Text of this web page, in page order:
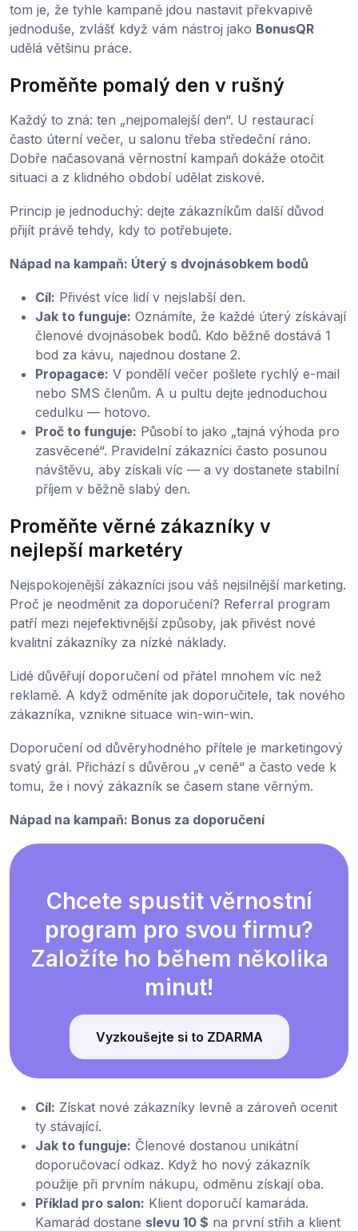
tom je, že tyhle kampaně jdou nastavit překvapivě
jednoduše, zvlášť když vám nástroj jako BonusQR
udělá většinu práce.
Proměňte pomalý den v rušný
Každý to zná: ten „nejpomalejší den“. U restaurací
často úterní večer, u salonu třeba středeční ráno.
Dobře načasovaná věrnostní kampaň dokáže otočit
situaci a z klidného období udělat ziskové.
Princip je jednoduchý: dejte zákazníkům další důvod
přijít právě tehdy, kdy to potřebujete.
Nápad na kampaň: Úterý s dvojnásobkem bodů
Cíl: Přivést více lidí v nejslabší den.
Jak to funguje: Oznámíte, že každé úterý získávají
členové dvojnásobek bodů. Kdo běžně dostává 1
bod za kávu, najednou dostane 2.
Propagace: V pondělí večer pošlete rychlý e-mail
nebo SMS členům. A u pultu dejte jednoduchou
cedulku — hotovo.
Proč to funguje: Působí to jako „tajná výhoda pro
zasvěcené“. Pravidelní zákazníci často posunou
návštěvu, aby získali víc — a vy dostanete stabilní
příjem v běžně slabý den.
Proměňte věrné zákazníky v
nejlepší marketéry
Nejspokojenější zákazníci jsou váš nejsilnější marketing.
Proč je neodměnit za doporučení? Referral program
patří mezi nejefektivnější způsoby, jak přivést nové
kvalitní zákazníky za nízké náklady.
Lidé důvěřují doporučení od přátel mnohem víc než
reklamě. A když odměníte jak doporučitele, tak nového
zákazníka, vznikne situace win-win-win.
Doporučení od důvěryhodného přítele je marketingový
svatý grál. Přichází s důvěrou „v ceně“ a často vede k
tomu, že i nový zákazník se časem stane věrným.
Nápad na kampaň: Bonus za doporučení
Chcete spustit věrnostní
program pro svou firmu?
Založíte ho během několika
minut!
Vyzkoušejte si to ZDARMA
Cíl: Získat nové zákazníky levně a zároveň ocenit
ty stávající.
Jak to funguje: Členové dostanou unikátní
doporučovací odkaz. Když ho nový zákazník
použije při prvním nákupu, odměnu získají oba.
Příklad pro salon: Klient doporučí kamaráda.
Kamarád dostane slevu 10 $ na první střih a klient